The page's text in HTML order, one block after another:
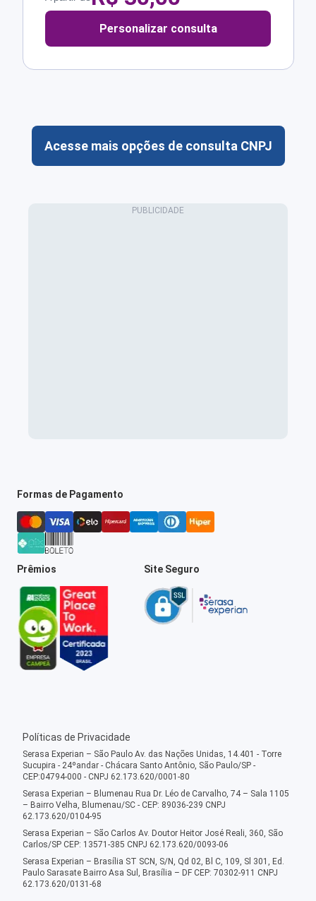
Personalizar consulta
Acesse mais opções de consulta CNPJ
Formas de Pagamento
Prêmios Site Seguro
Políticas de Privacidade
Serasa Experian – São Paulo Av. das Nações Unidas, 14.401 - Torre
Sucupira - 24ºandar - Chácara Santo Antônio, São Paulo/SP -
CEP:04794-000 - CNPJ 62.173.620/0001-80
Serasa Experian – Blumenau Rua Dr. Léo de Carvalho, 74 – Sala 1105
– Bairro Velha, Blumenau/SC - CEP: 89036-239 CNPJ
62.173.620/0104-95
Serasa Experian – São Carlos Av. Doutor Heitor José Reali, 360, São
Carlos/SP CEP: 13571-385 CNPJ 62.173.620/0093-06
Serasa Experian – Brasília ST SCN, S/N, Qd 02, Bl C, 109, Sl 301, Ed.
Paulo Sarasate Bairro Asa Sul, Brasília – DF CEP: 70302-911 CNPJ
62.173.620/0131-68